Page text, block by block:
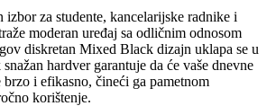
izbor za studente, kancelarijske radnike i
moderan uređaj sa odličnim odnosom
diskretan Mixed Black dizajn uklapa se u
hardver garantuje da će vaše dnevne
brzo i efikasno, čineći ga pametnom
korištenje.